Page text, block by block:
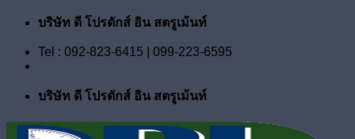
ข้าม
บริษัท ดี โปรดักส์ อิน สตรูเม้นท์
Tel : 092-823-6415 | 099-223-6595
บริษัท ดี โปรดักส์ อิน สตรูเม้นท์